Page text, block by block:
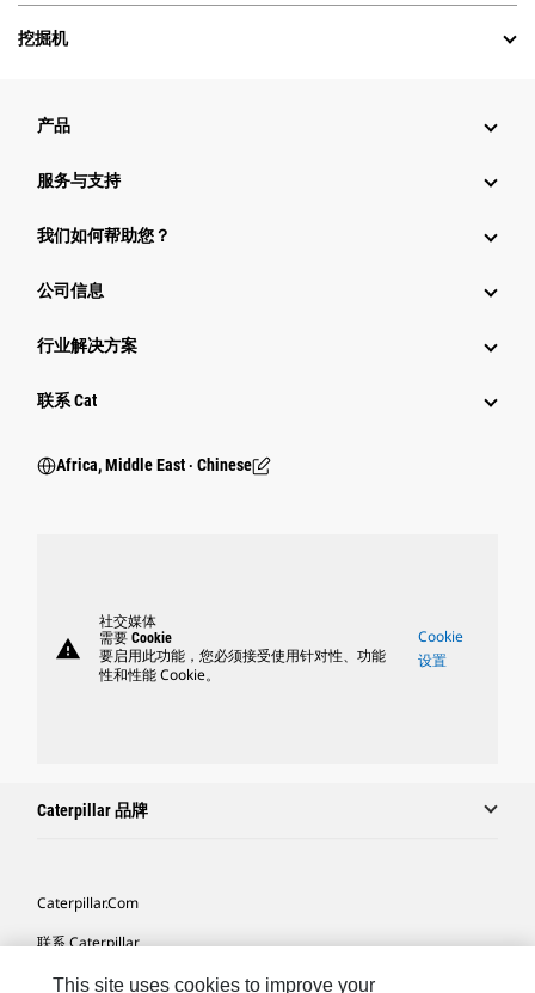
挖掘机
产品
服务与支持
我们如何帮助您？
公司信息
行业解决方案
行业
联系 Cat
Africa, Middle East ‧ Chinese
warning
社交媒体
需要 Cookie
要启用此功能，您必须接受使用针对性、功能
性和性能 Cookie。
Cookie
设置
Caterpillar 品牌
Caterpillar.com
联系 Caterpillar
我的营销首选项
This site uses cookies to improve your